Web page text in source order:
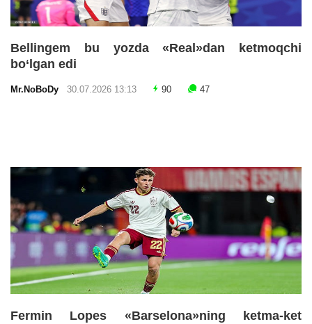
Bellingem bu yozda «Real»dan ketmoqchi
bo‘lgan edi
Mr.NoBoDy 30.07.2026 13:13 90 47
Fermin Lopes «Barselona»ning ketma-ket